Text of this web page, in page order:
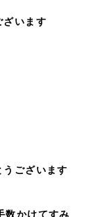
います
ございます
数かけてすみ